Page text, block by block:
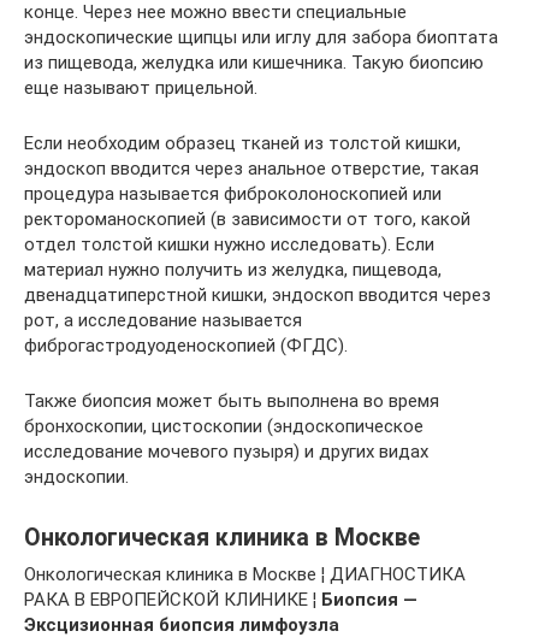
конце. Через нее можно ввести специальные
эндоскопические щипцы или иглу для забора биоптата
из пищевода, желудка или кишечника. Такую биопсию
еще называют прицельной.
Если необходим образец тканей из толстой кишки,
эндоскоп вводится через анальное отверстие, такая
процедура называется фиброколоноскопией или
ректороманоскопией (в зависимости от того, какой
отдел толстой кишки нужно исследовать). Если
материал нужно получить из желудка, пищевода,
двенадцатиперстной кишки, эндоскоп вводится через
рот, а исследование называется
фиброгастродуоденоскопией (ФГДС).
Также биопсия может быть выполнена во время
бронхоскопии, цистоскопии (эндоскопическое
исследование мочевого пузыря) и других видах
эндоскопии.
Онкологическая клиника в Москве
Онкологическая клиника в Москве ¦ ДИАГНОСТИКА
РАКА В ЕВРОПЕЙСКОЙ КЛИНИКЕ ¦ Биопсия —
Эксцизионная биопсия лимфоузла